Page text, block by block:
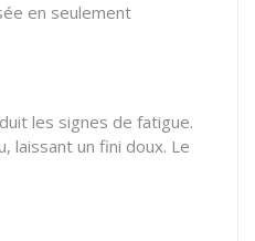
en seulement
les signes de fatigue.
laissant un fini doux. Le